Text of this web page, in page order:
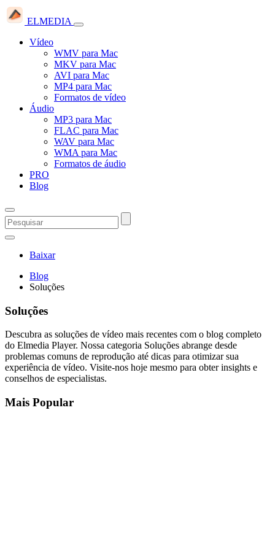
ELMEDIA
Vídeo
WMV para Mac
MKV para Mac
AVI para Mac
MP4 para Mac
Formatos de vídeo
Áudio
MP3 para Mac
FLAC para Mac
WAV para Mac
WMA para Mac
Formatos de áudio
PRO
Blog
Baixar
Blog
Soluções
Soluções
Descubra as soluções de vídeo mais recentes com o blog completo
do Elmedia Player. Nossa categoria Soluções abrange desde
problemas comuns de reprodução até dicas para otimizar sua
experiência de vídeo. Visite-nos hoje mesmo para obter insights e
conselhos de especialistas.
Mais Popular